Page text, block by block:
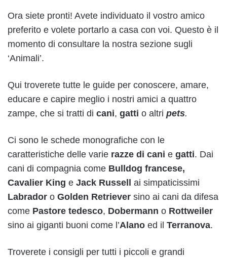
Ora siete pronti! Avete individuato il vostro amico
preferito e volete portarlo a casa con voi. Questo è il
momento di consultare la nostra sezione sugli
‘Animali’.
Qui troverete tutte le guide per conoscere, amare,
educare e capire meglio i nostri amici a quattro
zampe, che si tratti di cani, gatti o altri pets.
Ci sono le schede monografiche con le
caratteristiche delle varie razze di cani e gatti. Dai
cani di compagnia come Bulldog francese,
Cavalier King e Jack Russell ai simpaticissimi
Labrador o Golden Retriever sino ai cani da difesa
come Pastore tedesco, Dobermann o Rottweiler
sino ai giganti buoni come l’Alano ed il Terranova.
Troverete i consigli per tutti i piccoli e grandi